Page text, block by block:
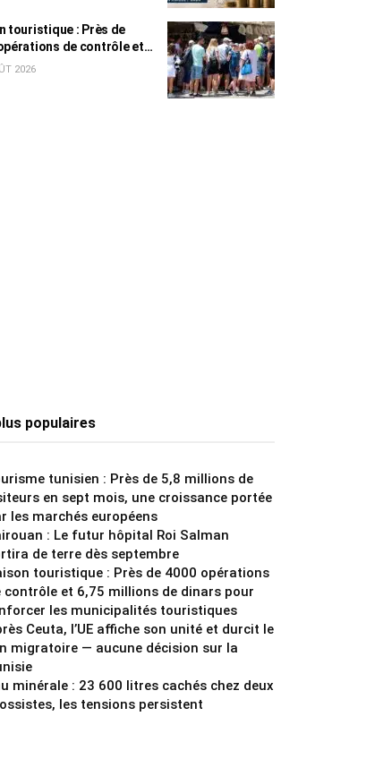
touristique : Près de
de contrôle et
de dinars pour
2026
populaires
tunisien : Près de 5,8 millions de
en sept mois, une croissance portée
les marchés européens
: Le futur hôpital Roi Salman
de terre dès septembre
touristique : Près de 4000 opérations
contrôle et 6,75 millions de dinars pour
les municipalités touristiques
Ceuta, l’UE affiche son unité et durcit le
migratoire — aucune décision sur la
minérale : 23 600 litres cachés chez deux
les tensions persistent